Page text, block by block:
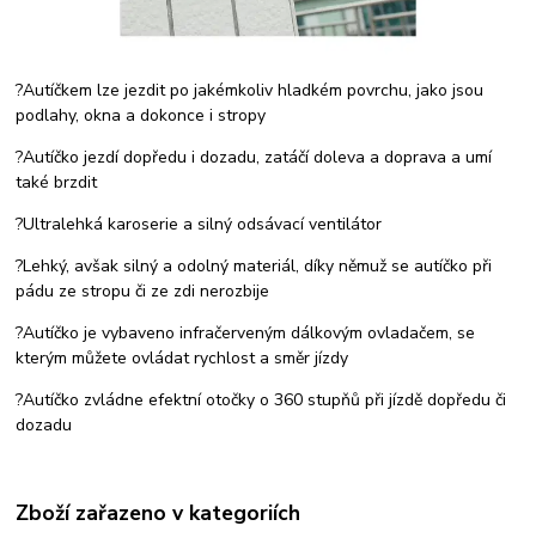
?Autíčkem lze jezdit po jakémkoliv hladkém povrchu, jako jsou
podlahy, okna a dokonce i stropy
?Autíčko jezdí dopředu i dozadu, zatáčí doleva a doprava a umí
také brzdit
?Ultralehká karoserie a silný odsávací ventilátor
?Lehký, avšak silný a odolný materiál, díky němuž se autíčko při
pádu ze stropu či ze zdi nerozbije
?Autíčko je vybaveno infračerveným dálkovým ovladačem, se
kterým můžete ovládat rychlost a směr jízdy
?Autíčko zvládne efektní otočky o 360 stupňů při jízdě dopředu či
dozadu
Zboží zařazeno v kategoriích